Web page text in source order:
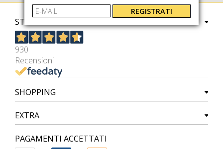
STORE
930
Recensioni
SHOPPING
EXTRA
PAGAMENTI ACCETTATI
REGISTRATI